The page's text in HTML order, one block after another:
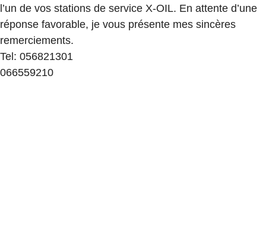
l’un de vos stations de service X-OIL. En attente d’une
réponse favorable, je vous présente mes sincères
remerciements.
Tel: 056821301
066559210